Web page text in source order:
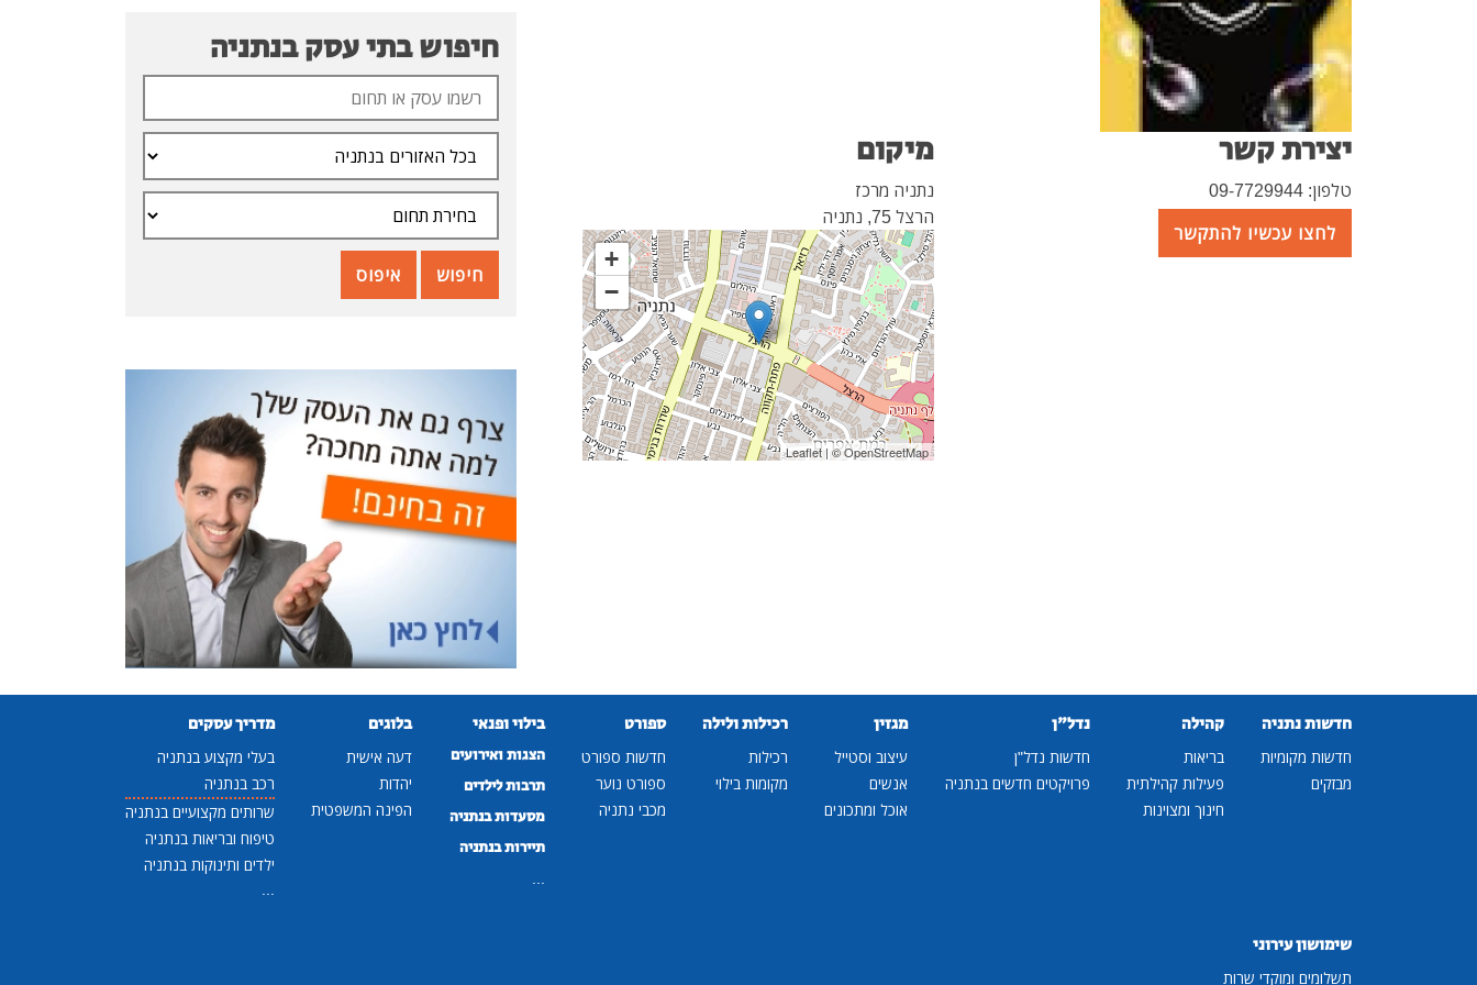
יצירת קשר
טלפון: 09-7729944
לחצו עכשיו להתקשר
מיקום
נתניה מרכז
הרצל 75, נתניה
+
−
Leaflet| ©OpenStreetMap
חיפוש בתי עסק בנתניה
חיפוש איפוס
חדשות נתניה
חדשות מקומיות
מבזקים
קהילה
בריאות
פעילות קהילתית
חינוך ומצוינות
נדל"ן
חדשות נדל"ן
פרויקטים חדשים בנתניה
מגזין
עיצוב וסטייל
אנשים
אוכל ומתכונים
רכילות ולילה
רכילות
מקומות בילוי
ספורט
חדשות ספורט
ספורט נוער
מכבי נתניה
בילוי ופנאי
הצגות ואירועים
תרבות לילדים
מסעדות בנתניה
תיירות בנתניה
...
בלוגים
דעה אישית
יהדות
הפינה המשפטית
מדריך עסקים
בעלי מקצוע בנתניה
רכב בנתניה
שרותים מקצועיים בנתניה
טיפוח ובריאות בנתניה
ילדים ותינוקות בנתניה
...
שימושון עירוני
תשלומים ומוקדי שרות